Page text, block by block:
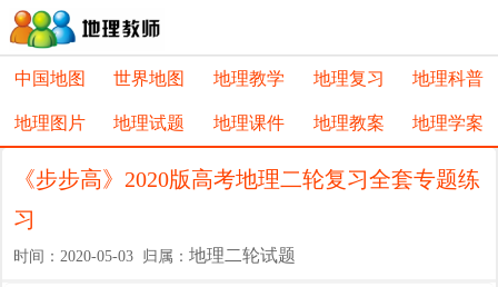
中国地图 世界地图 地理教学 地理复习 地理科普
地理图片 地理试题 地理课件 地理教案 地理学案
《步步高》2020版高考地理二轮复习全套专题练
习
时间：2020-05-03 归属：地理二轮试题